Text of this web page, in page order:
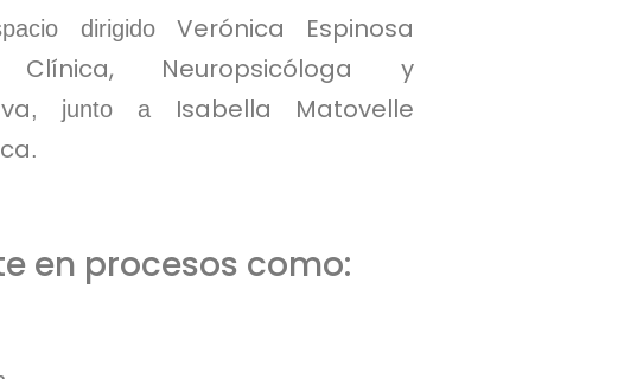
dirigidoVerónica Espinosa
Clínica, Neuropsicóloga y
, junto a Isabella Matovelle
.
en procesos como: